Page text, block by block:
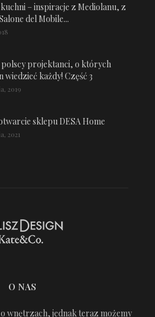
– inspiracje z Mediolanu, z
del Mobile...
polscy projektanci, o których
wiedzieć każdy! Część 3
2019
sklepu DESA Home
2021
O NAS
wnętrzach, jednak teraz możemy